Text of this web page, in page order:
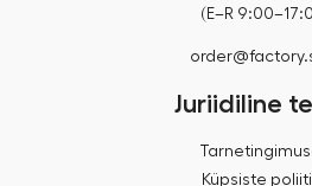
(E–R
Juriidiline
Küpsiste